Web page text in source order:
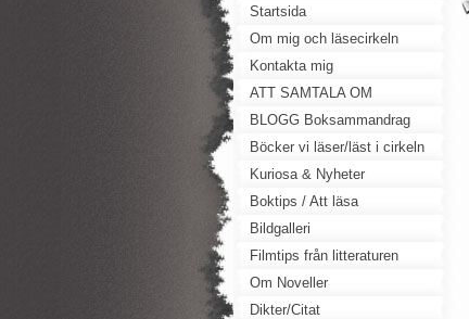
Startsida
Om mig och läsecirkeln
Kontakta mig
ATT SAMTALA OM
BLOGG Boksammandrag
Böcker vi läser/läst i cirkeln
Kuriosa & Nyheter
Boktips / Att läsa
Bildgalleri
Filmtips från litteraturen
Om Noveller
Dikter/Citat